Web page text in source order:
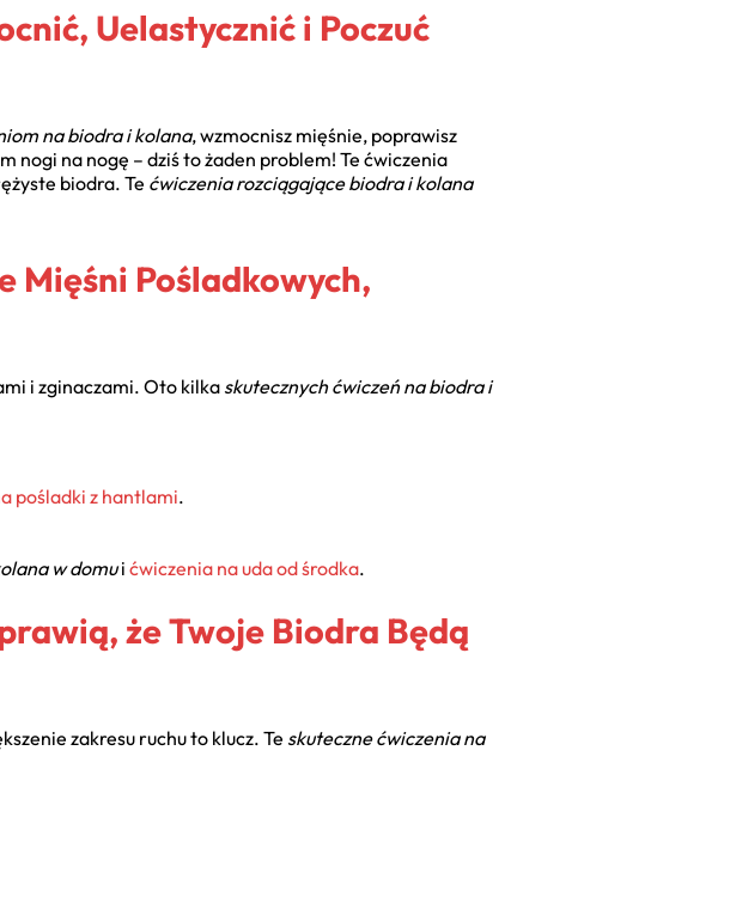
Uelastycznić i Poczuć
na biodra i kolana, wzmocnisz mięśnie, poprawisz
nogi na nogę – dziś to żaden problem! Te ćwiczenia
biodra. Te ćwiczenia rozciągające biodra i kolana
Mięśni Pośladkowych,
i zginaczami. Oto kilka skutecznych ćwiczeń na biodra i
pośladki z hantlami.
w domui ćwiczenia na uda od środka.
że Twoje Biodra Będą
zakresu ruchu to klucz. Te skuteczne ćwiczenia na